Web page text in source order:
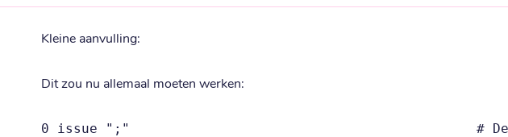
Kleine aanvulling:
Dit zou nu allemaal moeten werken:
0 issue ";"                                           #